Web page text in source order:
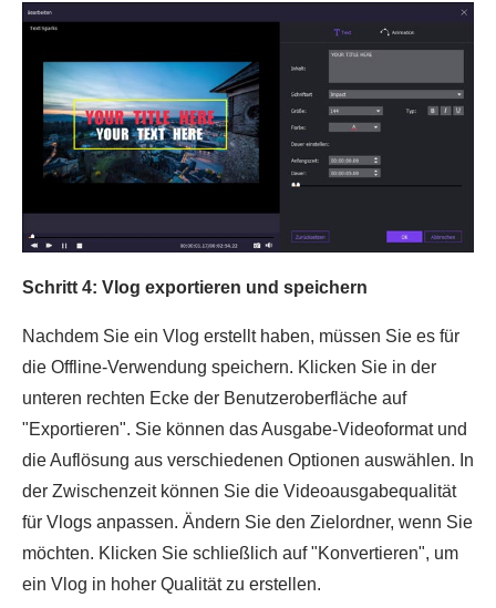
Schritt 4: Vlog exportieren und speichern
Nachdem Sie ein Vlog erstellt haben, müssen Sie es für
die Offline-Verwendung speichern. Klicken Sie in der
unteren rechten Ecke der Benutzeroberfläche auf
"Exportieren". Sie können das Ausgabe-Videoformat und
die Auflösung aus verschiedenen Optionen auswählen. In
der Zwischenzeit können Sie die Videoausgabequalität
für Vlogs anpassen. Ändern Sie den Zielordner, wenn Sie
möchten. Klicken Sie schließlich auf "Konvertieren", um
ein Vlog in hoher Qualität zu erstellen.